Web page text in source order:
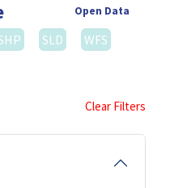
Open Data
SLD
WFS
Clear Filters